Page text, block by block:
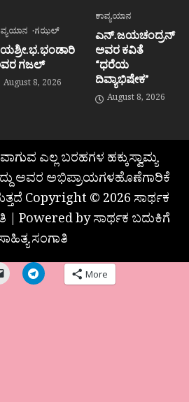
ಗಝಲ್
ಗಜಲ್
August 8, 2026
ಕಾವ್ಯಯಾನ
ಎನ್.ಜಯಚಂದ್ರನ್
ಅವರ ಕವಿತೆ
“ಧರೆಯ
ದಿವ್ಯಾಭಿಷೇಕ”
August 8, 2026
ಎಲ್ಲ ಬರಹಗಳ ಹಕ್ಕುಸ್ವಾಮ್ಯ
ಅವರ ಅಭಿಪ್ರಾಯಗಳಹೊಣೆಗಾರಿಕೆ
Copyright © 2026 ಸಾರ್ಥಕ
| Powered by ಸಾರ್ಥಕ ಬದುಕಿಗೆ
ಸಂಗಾತಿ
More